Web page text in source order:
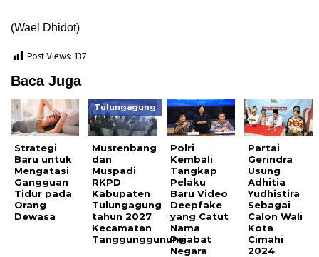
(Wael Dhidot)
Post Views: 137
Baca Juga
Strategi
Baru untuk
Mengatasi
Gangguan
Tidur pada
Orang
Dewasa
Tulungagung
Musrenbang
dan
Muspadi
RKPD
Kabupaten
Tulungagung
tahun 2027
Kecamatan
Tanggunggunung
Polri
Kembali
Tangkap
Pelaku
Baru Video
Deepfake
yang Catut
Nama
Pejabat
Negara
Partai
Gerindra
Usung
Adhitia
Yudhistira
Sebagai
Calon Wali
Kota
Cimahi
2024